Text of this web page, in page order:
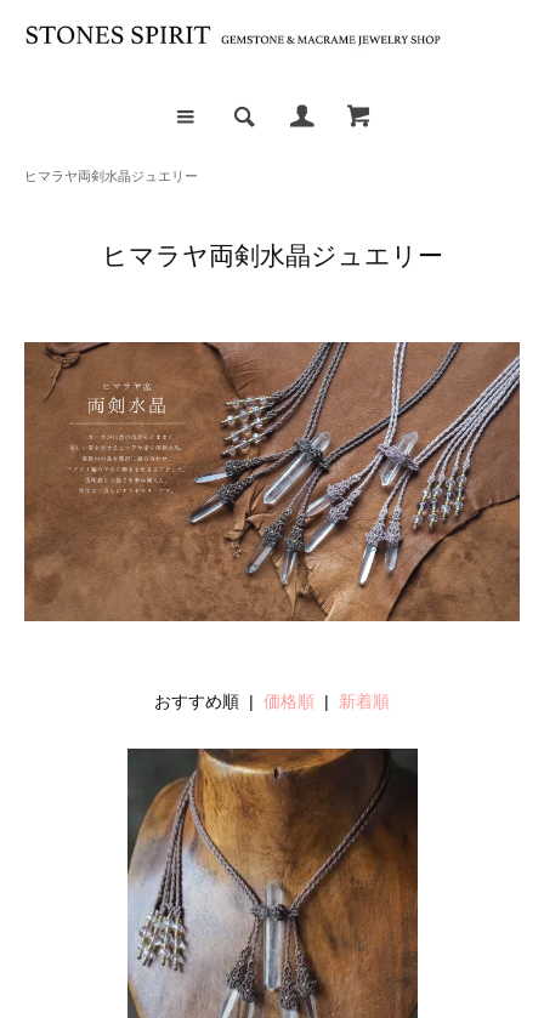
ヒマラヤ両剣水晶ジュエリー
ヒマラヤ両剣水晶ジュエリー
おすすめ順 | 価格順 | 新着順